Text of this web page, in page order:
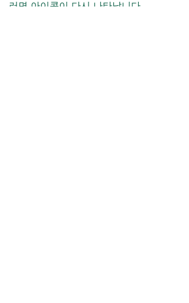
러면 아이콘이 다시 나타납니다.